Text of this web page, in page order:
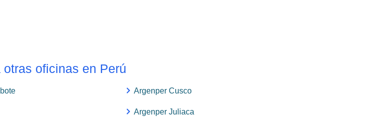
otras oficinas en Perú
Argenper Cusco
Argenper Juliaca